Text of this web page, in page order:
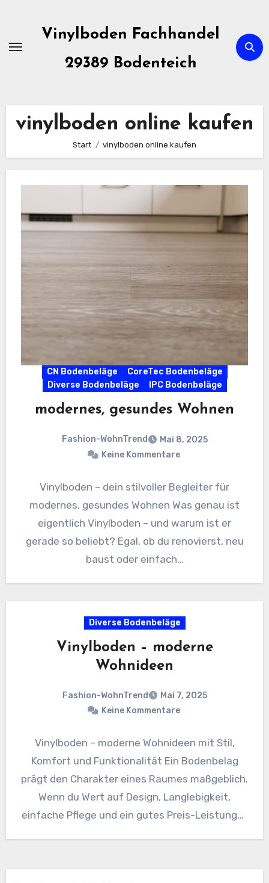
springen
Vinylboden Fachhandel
29389 Bodenteich
vinylboden online kaufen
Start vinylboden online kaufen
CN Bodenbeläge
CoreTec Bodenbeläge
Diverse Bodenbeläge
IPC Bodenbeläge
modernes, gesundes Wohnen
Fashion-WohnTrend
Mai 8, 2025
Keine Kommentare
Vinylboden – dein stilvoller Begleiter für
modernes, gesundes Wohnen Was genau ist
eigentlich Vinylboden – und warum ist er
gerade so beliebt? Egal, ob du renovierst, neu
baust oder einfach…
Diverse Bodenbeläge
Vinylboden – moderne
Wohnideen
Fashion-WohnTrend
Mai 7, 2025
Keine Kommentare
Vinylboden – moderne Wohnideen mit Stil,
Komfort und Funktionalität Ein Bodenbelag
prägt den Charakter eines Raumes maßgeblich.
Wenn du Wert auf Design, Langlebigkeit,
einfache Pflege und ein gutes Preis-Leistungs-